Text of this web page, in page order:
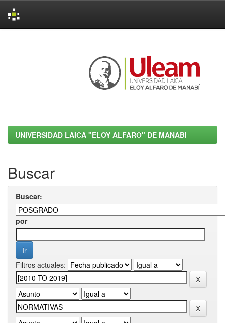
UNIVERSIDAD LAICA "ELOY ALFARO" DE MANABI
Buscar
Buscar:
por
Filtros actuales: